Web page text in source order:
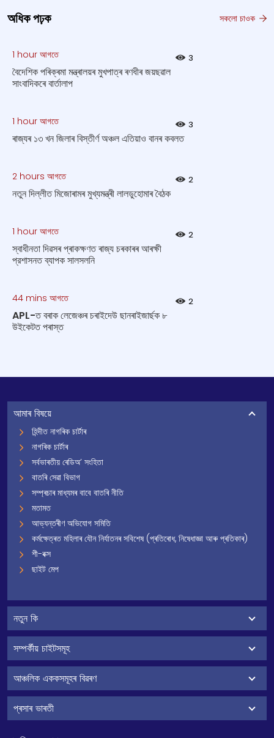
অধিক পঢ়ক সকলো চাওক
1 hour আগতে 3
বৈদেশিক পৰিক্ৰমা মন্ত্ৰালয়ৰ মুখপাত্ৰ ৰণধীৰ জয়ছৱাল
সাংবাদিকৰে বাৰ্তালাপ
1 hour আগতে 3
ৰাজ্যৰ ১৩ খন জিলাৰ বিস্তীর্ণ অঞ্চল এতিয়াও বানৰ কবলত
2 hours আগতে 2
নতুন দিল্লীত মিজোৰামৰ মুখ্যমন্ত্ৰী লালডুহোমাৰ বৈঠক
1 hour আগতে 2
স্বাধীনতা দিৱসৰ প্ৰাকক্ষণত ৰাজ্য চৰকাৰৰ আৰক্ষী
প্রশাসনত ব্যাপক সালসলনি
44 mins আগতে 2
APL-ত বৰাক লেজেঞ্চৰ চৰাইদেউ ছানৰাইজাৰ্ছক ৮
উইকেটত পৰাস্ত
আমাৰ বিষয়ে
হিন্দীত নাগৰিক চাৰ্টাৰ
নাগৰিক চাৰ্টাৰ
সৰ্বভাৰতীয় ৰেডিঅ’ সংহিতা
বাতৰি সেৱা বিভাগ
সম্প্ৰচাৰ মাধ্যমৰ বাবে বাতৰি নীতি
মতামত
আভ্যন্তৰীণ অভিযোগ সমিতি
কৰ্মক্ষেত্ৰত মহিলাৰ যৌন নিৰ্যাতনৰ সবিশেষ (প্ৰতিৰোধ, নিষেধাজ্ঞা আৰু প্ৰতিকাৰ)
শী-বক্স
ছাইট মেপ
নতুন কি
সম্পৰ্কীয় চাইটসমূহ
আঞ্চলিক এককসমূহৰ বিৱৰণ
প্ৰসাৰ ভাৰতী